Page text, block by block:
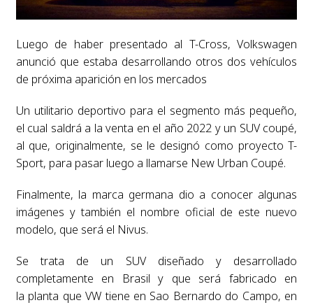
Luego de haber presentado al T-Cross, Volkswagen
anunció que estaba desarrollando otros dos vehículos
de próxima aparición en los mercados
Un utilitario deportivo para el segmento más pequeño,
el cual saldrá a la venta en el año 2022 y un SUV coupé,
al que, originalmente, se le designó como proyecto T-
Sport, para pasar luego a llamarse New Urban Coupé.
Finalmente, la marca germana dio a conocer algunas
imágenes y también el nombre oficial de este nuevo
modelo, que será el Nivus.
Se trata de un SUV diseñado y desarrollado
completamente en Brasil y que será fabricado en
la planta que VW tiene en Sao Bernardo do Campo, en